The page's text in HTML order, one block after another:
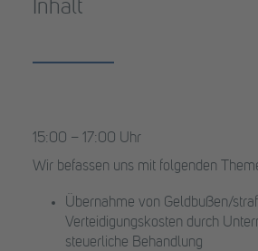
Inhalt
15:00 – 17:00 Uhr
Wir befassen uns mit folgenden
Übernahme von Geldbußen/
Verteidigungskosten durch
steuerliche Behandlung